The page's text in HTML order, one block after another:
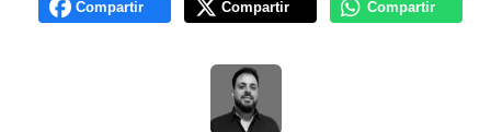
Compartir Compartir Compartir